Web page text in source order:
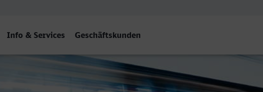
Info & Services Geschäftskunden
(Ruhr) Hbf